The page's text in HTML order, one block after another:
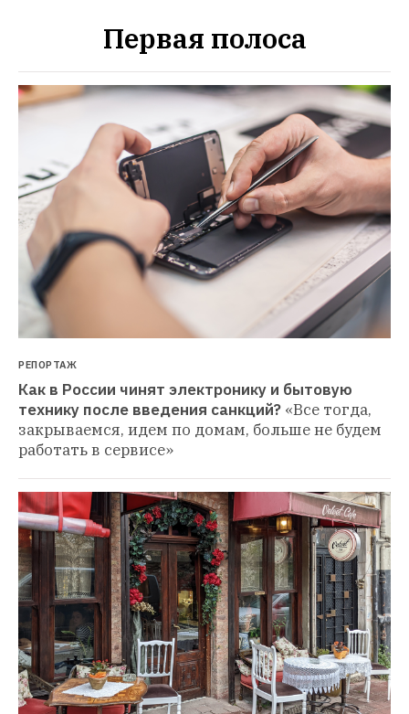
Первая полоса
РЕПОРТАЖ
Как в России чинят электронику и бытовую
технику после введения санкций? «Все тогда,
закрываемся, идем по домам, больше не будем
работать в сервисе»